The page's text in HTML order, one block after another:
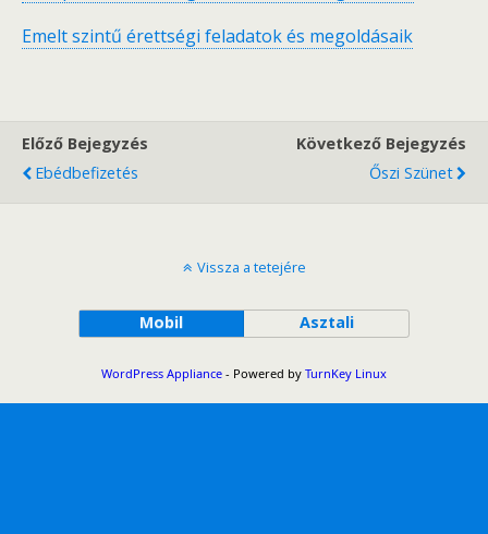
Emelt szintű érettségi feladatok és megoldásaik
Előző Bejegyzés
Ebédbefizetés
Következő Bejegyzés
Őszi Szünet
Vissza a tetejére
Mobil Asztali
WordPress Appliance - Powered by TurnKey Linux